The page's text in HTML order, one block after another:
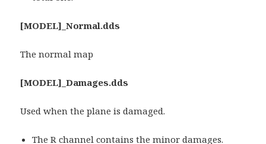
[MODEL]_Normal.dds
The normal map
[MODEL]_Damages.dds
Used when the plane is damaged.
The R channel contains the minor damages.